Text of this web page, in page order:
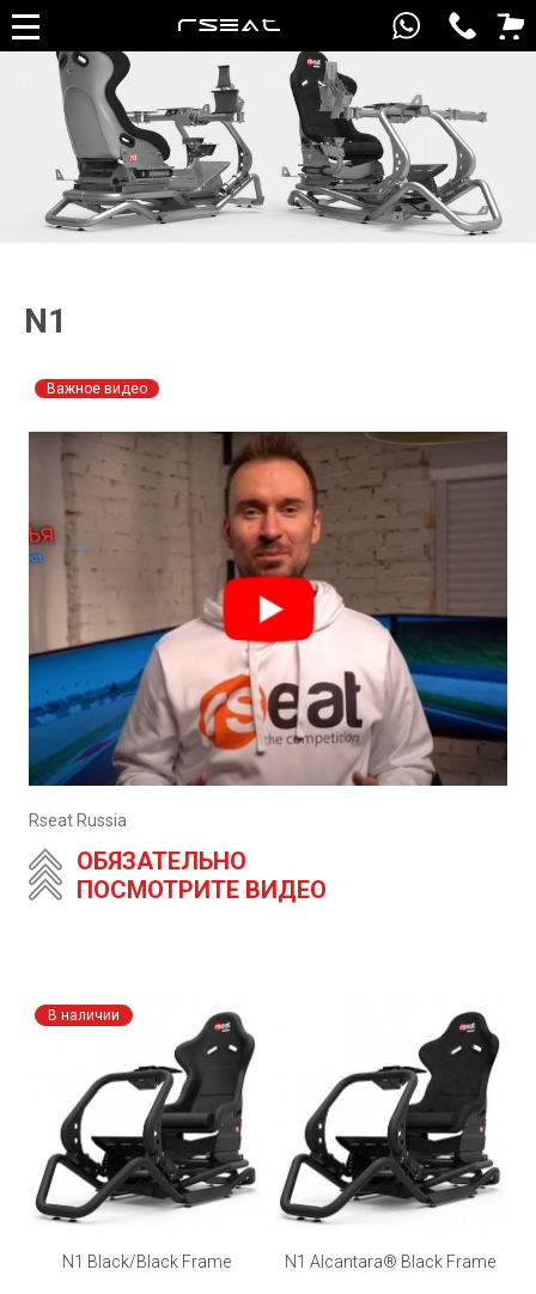
N1
Важное видео
Rseat Russia
ОБЯЗАТЕЛЬНО
ПОСМОТРИТЕ ВИДЕО
В наличии
N1 Black/Black Frame N1 Alcantara® Black Frame